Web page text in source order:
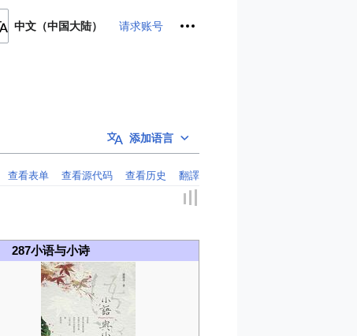
中文（中国大陆） 请求账号 个人工具
添加语言
查看表单 查看源代码 查看历史 翻譯
287小语与小诗